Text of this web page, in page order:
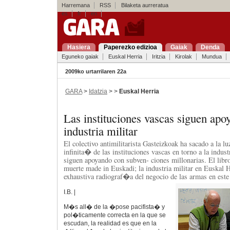
Harremana RSS
Bilaketa aurreratua
es
fr en
Hasiera Paperezko edizioa Gaiak Denda
Eguneko gaiak Euskal Herria Iritzia Kirolak Mundua
2009ko urtarrilaren 22a
GARA> Idatzia > > Euskal Herria
Las instituciones vascas siguen
industria militar
El colectivo antimilitarista Gasteizkoak ha sacado a la
infinita� de las instituciones vascas en torno a la
siguen apoyando con subven- ciones millonarias. El
muerte made in Euskadi; la industria militar en Euskal
exhaustiva radiograf�a del negocio de las armas en
I.B. |
M�s all� de la �pose pacifista� y
pol�ticamente correcta en la que se
escudan, la realidad es que en la